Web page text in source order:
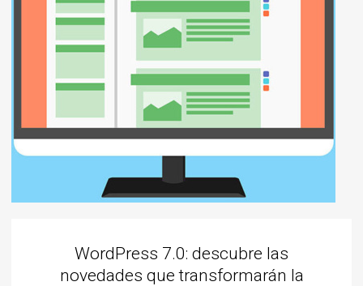
WordPress 7.0: descubre las
novedades que transformarán la